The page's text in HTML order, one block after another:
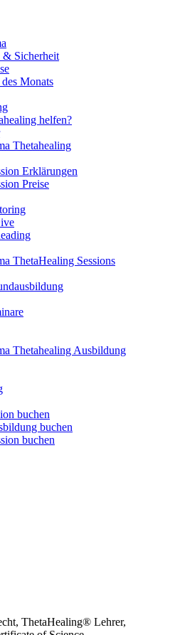
Sicherheit
Monats
helfen?
Thetahealing
Erklärungen
Preise
ThetaHealing Sessions
Thetahealing Ausbildung
buchen
buchen
buchen
ThetaHealing® Lehrer,